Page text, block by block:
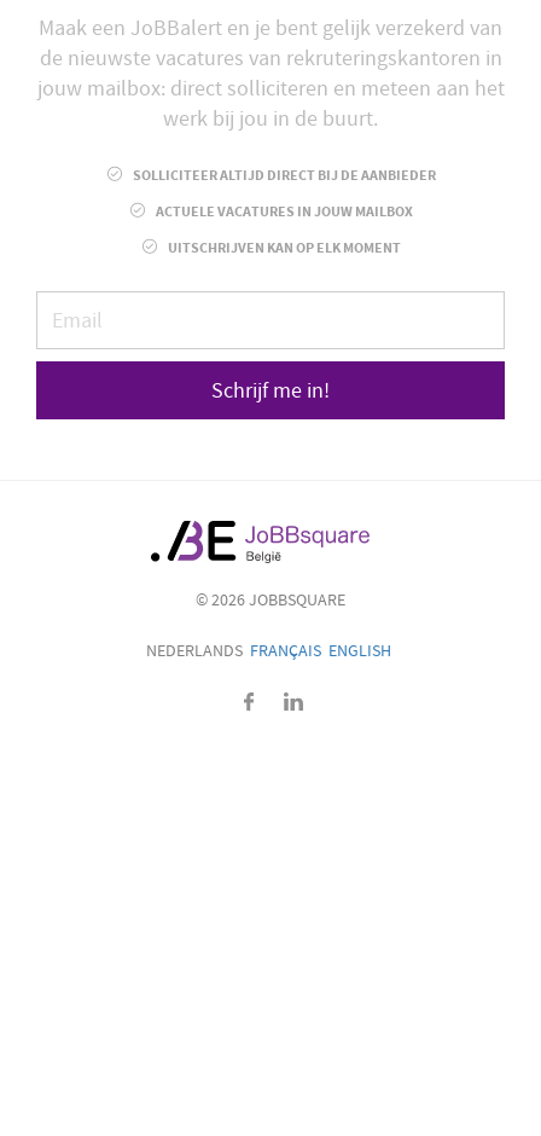
Maak een JoBBalert en je bent gelijk verzekerd van
de nieuwste vacatures van rekruteringskantoren in
jouw mailbox: direct solliciteren en meteen aan het
werk bij jou in de buurt.
SOLLICITEER ALTIJD DIRECT BIJ DE AANBIEDER
ACTUELE VACATURES IN JOUW MAILBOX
UITSCHRIJVEN KAN OP ELK MOMENT
Schrijf me in!
© 2026 JOBBSQUARE
NEDERLANDS FRANÇAIS ENGLISH